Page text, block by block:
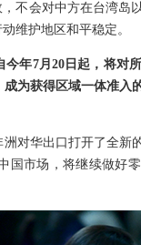
不会对中方在台湾
维护地区和平稳定。
年7月20日起，将
为获得区域一体准
对华出口打开了全
市场，将继续做好